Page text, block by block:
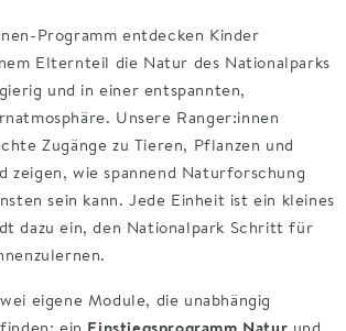
Programm entdecken Kinder
Elternteil die Natur des Nationalparks
und in einer entspannten,
Unsere Ranger:innen
Zugänge zu Tieren, Pflanzen und
zeigen, wie spannend Naturforschung
sein kann. Jede Einheit ist ein kleines
dazu ein, den Nationalpark Schritt für
eigene Module, die unabhängig